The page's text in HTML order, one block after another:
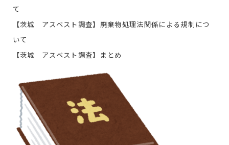
て
【茨城 アスベスト調査】廃棄物処理法関係による規制につ
いて
【茨城 アスベスト調査】まとめ